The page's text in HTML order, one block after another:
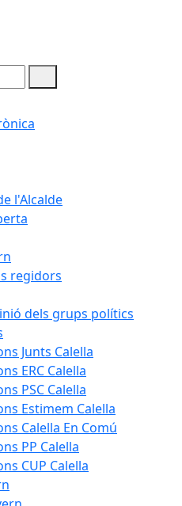
l'Alcalde
regidors
dels grups polítics
Junts Calella
ERC Calella
PSC Calella
Estimem Calella
Calella En Comú
PP Calella
CUP Calella